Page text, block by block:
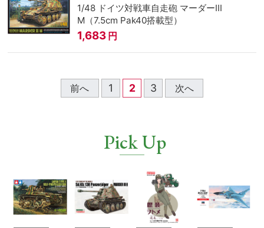
1/48 ドイツ対戦車自走砲 マーダーIII
M（7.5cm Pak40搭載型）
1,683 円
前へ 1 2 3 次へ
Pick Up